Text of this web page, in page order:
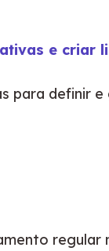
e criar
para definir e
regular